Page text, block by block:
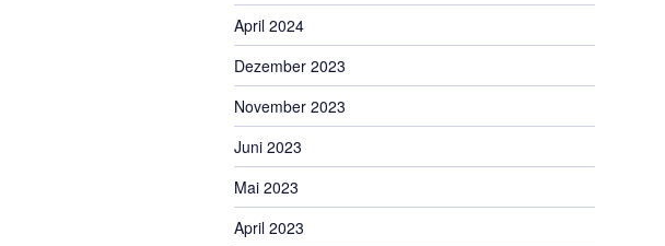
April 2024
Dezember 2023
November 2023
Juni 2023
Mai 2023
April 2023